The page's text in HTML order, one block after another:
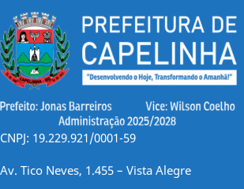
CNPJ: 19.229.921/0001-59
Av. Tico Neves, 1.455 – Vista Alegre